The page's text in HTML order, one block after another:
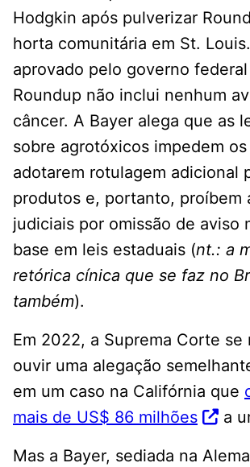
Hodgkin após pulverizar
horta comunitária em St.
aprovado pelo governo
Roundup não inclui nenhum
câncer. A Bayer alega que as
sobre agrotóxicos impedem
adotarem rotulagem adicional
produtos e, portanto, proíbem
judiciais por omissão de aviso
base em leis estaduais (nt.: a
retórica cínica que se faz no
também).
Em 2022, a Suprema Corte se
ouvir uma alegação
em um caso na Califórnia que
mais de US$ 86 milhões
a
Mas a Bayer, sediada na